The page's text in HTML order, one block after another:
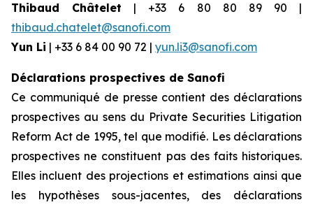
Thibaud Châtelet | +33 6 80 80 89 90 |
thibaud.chatelet@sanofi.com
Yun Li | +33 6 84 00 90 72 | yun.li3@sanofi.com
Déclarations prospectives de Sanofi
Ce communiqué de presse contient des déclarations
prospectives au sens du Private Securities Litigation
Reform Act de 1995, tel que modifié. Les déclarations
prospectives ne constituent pas des faits historiques.
Elles incluent des projections et estimations ainsi que
les hypothèses sous-jacentes, des déclarations